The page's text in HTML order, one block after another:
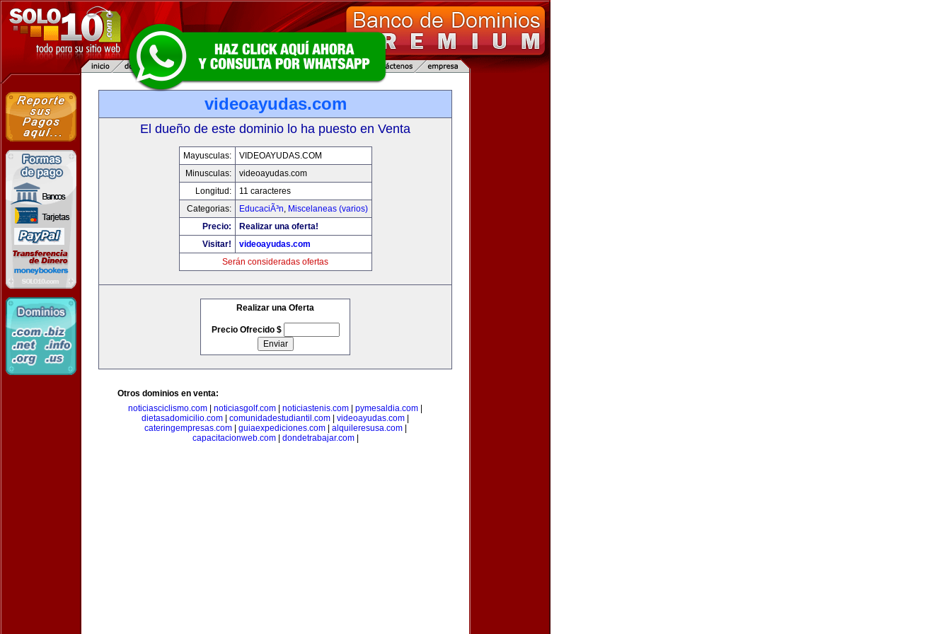
videoayudas.com
El dueño de este dominio lo ha puesto en Venta
Mayusculas:
VIDEOAYUDAS.COM
Minusculas:
videoayudas.com
Longitud:
11 caracteres
Categorias:
EducaciÃ³n, Miscelaneas (varios)
Precio:
Realizar una oferta!
Visitar!
videoayudas.com
Serán consideradas ofertas
Realizar una Oferta
Precio Ofrecido $
Otros dominios en venta:
noticiasciclismo.com
noticiasgolf.com noticiastenis.com pymesaldia.com
dietasadomicilio.com
comunidadestudiantil.com videoayudas.com
cateringempresas.com| guiaexpediciones.com| alquileresusa.com|
capacitacionweb.com| dondetrabajar.com|